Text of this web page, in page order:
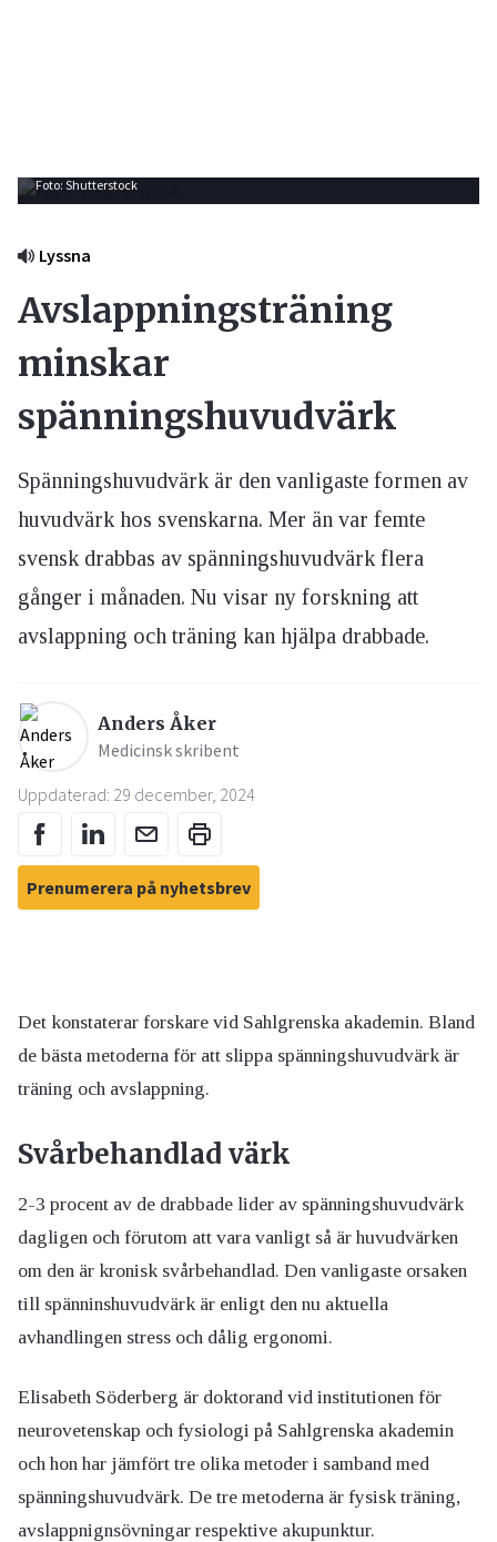
Foto: Shutterstock
Lyssna
Avslappningsträning
minskar
spänningshuvudvärk
Spänningshuvudvärk är den vanligaste formen av
huvudvärk hos svenskarna. Mer än var femte
svensk drabbas av spänningshuvudvärk flera
gånger i månaden. Nu visar ny forskning att
avslappning och träning kan hjälpa drabbade.
Anders Åker
Medicinsk skribent
Uppdaterad: 29 december, 2024
Prenumerera på nyhetsbrev
Det konstaterar forskare vid Sahlgrenska akademin. Bland
de bästa metoderna för att slippa spänningshuvudvärk är
träning och avslappning.
Svårbehandlad värk
2-3 procent av de drabbade lider av spänningshuvudvärk
dagligen och förutom att vara vanligt så är huvudvärken
om den är kronisk svårbehandlad. Den vanligaste orsaken
till spänninshuvudvärk är enligt den nu aktuella
avhandlingen stress och dålig ergonomi.
Elisabeth Söderberg är doktorand vid institutionen för
neurovetenskap och fysiologi på Sahlgrenska akademin
och hon har jämfört tre olika metoder i samband med
spänningshuvudvärk. De tre metoderna är fysisk träning,
avslappnignsövningar respektive akupunktur.